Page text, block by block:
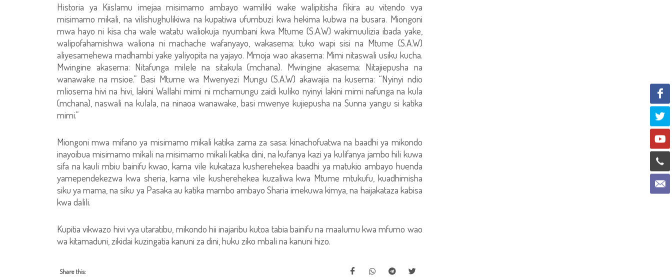
Historia ya Kiislamu imejaa misimamo ambayo wamiliki wake walipitisha fikira au vitendo vya
misimamo mikali, na vilishughulikiwa na kupatiwa ufumbuzi kwa hekima kubwa na busara. Miongoni
mwa hayo ni kisa cha wale watatu waliokuja nyumbani kwa Mtume (S.A.W) wakimuulizia ibada yake,
walipofahamishwa waliona ni machache wafanyayo, wakasema: tuko wapi sisi na Mtume (S.A.W)
aliyesamehewa madhambi yake yaliyopita na yajayo. Mmoja wao akasema: Mimi nitaswali usiku kucha.
Mwingine akasema: Nitafunga milele na sitakula (mchana). Mwingine akasema: Nitajiepusha na
wanawake na msioe.” Basi Mtume wa Mwenyezi Mungu (S.A.W) akawajia na kusema: “Nyinyi ndio
mliosema hivi na hivi, lakini Wallahi mimi ni mchamungu zaidi kuliko nyinyi lakini mimi nafunga na kula
(mchana), naswali na kulala, na ninaoa wanawake, basi mwenye kujiepusha na Sunna yangu si katika
mimi.”
Miongoni mwa mifano ya misimamo mikali katika zama za sasa: kinachofuatwa na baadhi ya mikondo
inayoibua misimamo mikali na misimamo mikali katika dini, na kufanya kazi ya kulifanya jambo hili kuwa
sifa na kauli mbiu bainifu kwao, kama vile kukataza kusherehekea baadhi ya matukio ambayo huenda
yamependekezwa kwa sheria, kama vile kusherehekea kuzaliwa kwa Mtume mtukufu, kuadhimisha
siku ya mama, na siku ya Pasaka au katika mambo ambayo Sharia imekuwa kimya, na haijakataza kabisa
kwa dalili.
Kupitia vikwazo hivi vya utaratibu, mikondo hii inajaribu kutoa tabia bainifu na maalumu kwa mfumo wao
wa kitamaduni, zikidai kuzingatia kanuni za dini, huku ziko mbali na kanuni hizo.
Share this: